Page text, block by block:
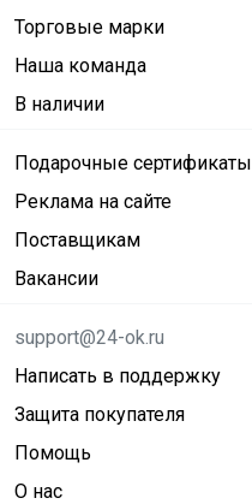
Торговые марки
Наша команда
В наличии
Подарочные сертификаты
Реклама на сайте
Поставщикам
Вакансии
support@24-ok.ru
Написать в поддержку
Защита покупателя
Помощь
О нас